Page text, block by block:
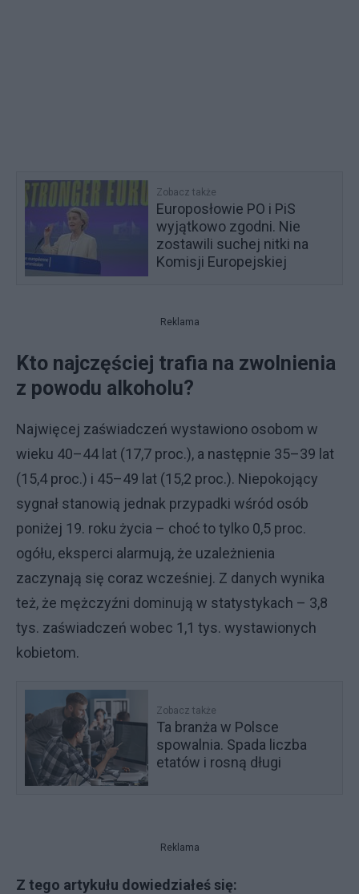
Zobacz także
Europosłowie PO i PiS
wyjątkowo zgodni. Nie
zostawili suchej nitki na
Komisji Europejskiej
Reklama
Kto najczęściej trafia na zwolnienia
z powodu alkoholu?
Najwięcej zaświadczeń wystawiono osobom w
wieku 40–44 lat (17,7 proc.), a następnie 35–39 lat
(15,4 proc.) i 45–49 lat (15,2 proc.). Niepokojący
sygnał stanowią jednak przypadki wśród osób
poniżej 19. roku życia – choć to tylko 0,5 proc.
ogółu, eksperci alarmują, że uzależnienia
zaczynają się coraz wcześniej. Z danych wynika
też, że mężczyźni dominują w statystykach – 3,8
tys. zaświadczeń wobec 1,1 tys. wystawionych
kobietom.
Zobacz także
Ta branża w Polsce
spowalnia. Spada liczba
etatów i rosną długi
Reklama
Z tego artykułu dowiedziałeś się: